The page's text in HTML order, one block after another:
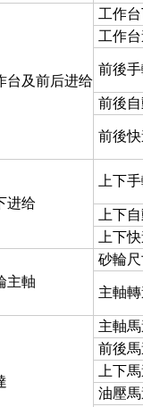
台及前后进给
工作
工作
前後
前後
前後
进给
上下
上下
上下
主軸
砂輪
主軸
主軸
前後
上下
油壓